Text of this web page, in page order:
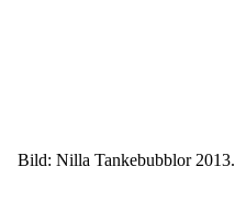
Bild: Nilla Tankebubblor 2013.